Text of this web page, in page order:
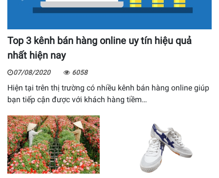
Top 3 kênh bán hàng online uy tín hiệu quả
nhất hiện nay
07/08/2020 6058
Hiện tại trên thị trường có nhiều kênh bán hàng online giúp
bạn tiếp cận được với khách hàng tiềm…